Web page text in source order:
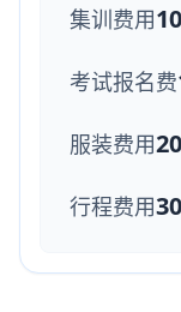
集训费用
考试报名费
服装费用
行程费用